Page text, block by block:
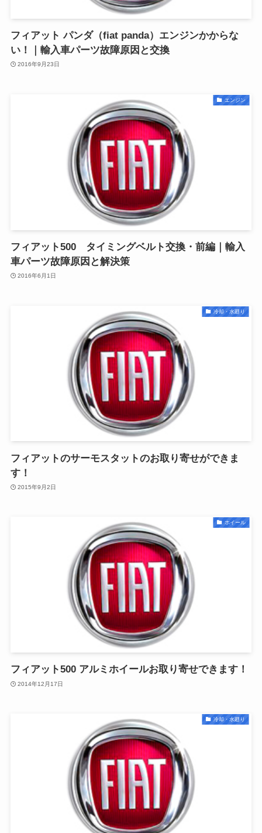
フィアット パンダ（fiat panda）エンジンかからな
い！｜輸入車パーツ故障原因と交換
2016年9月23日
エンジン
フィアット500 タイミングベルト交換・前編｜輸入
車パーツ故障原因と解決策
2016年6月1日
冷却・水廻り
フィアットのサーモスタットのお取り寄せができま
す！
2015年9月2日
ホイール
フィアット500 アルミホイールお取り寄せできます！
2014年12月17日
冷却・水廻り